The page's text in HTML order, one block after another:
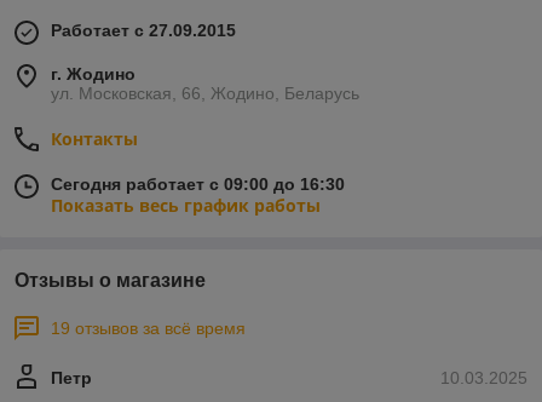
Работает с 27.09.2015
г. Жодино
ул. Московская, 66, Жодино, Беларусь
Контакты
Сегодня работает с 09:00 до 16:30
Показать весь график работы
Отзывы о магазине
19 отзывов за всё время
10.03.2025
Петр